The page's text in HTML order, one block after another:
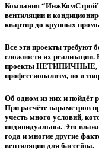
Компания “ИнжКомСтрой”
вентиляции и
квартир до крупных
Все эти проекты требуют
сложности их
проекты НЕТИПИЧНЫЕ,
профессионализм, но и
Об одном из них и пойдёт
При расчёте параметров
учесть много условий,
индивидуальны. Это
года и многие другие
вентиляции для бассейна.